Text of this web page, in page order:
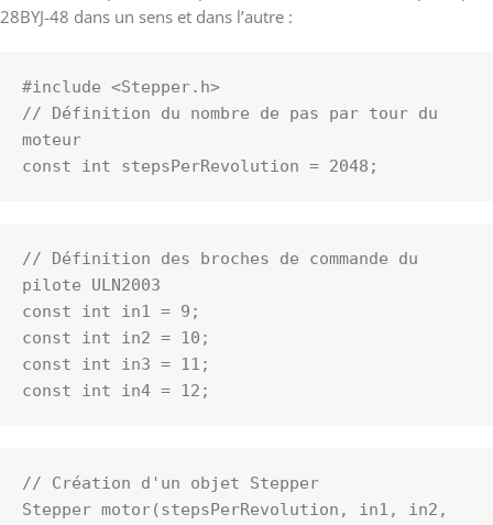
28BYJ-48 dans un sens et dans l’autre :
#include <Stepper.h>
// Définition du nombre de pas par tour du
moteur
const int stepsPerRevolution = 2048;
// Définition des broches de commande du
pilote ULN2003
const int in1 = 9;
const int in2 = 10;
const int in3 = 11;
const int in4 = 12;
// Création d'un objet Stepper
Stepper motor(stepsPerRevolution, in1, in2,